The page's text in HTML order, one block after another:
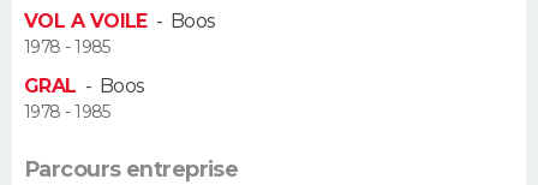
Dictionnaire
Biographies
Citations
Expressions
Proverbes
PROGRAMME TV
COPAINS D'AVANT
S'inscrire
Se connecter
Lycées
Collèges
Primaires
Universités
Entreprises
Service militaire
Avis de recherche
AVIS DE DÉCÈS
VOL A VOILE- Boos
1978 - 1985
GRAL - Boos
1978 - 1985
Parcours entreprise